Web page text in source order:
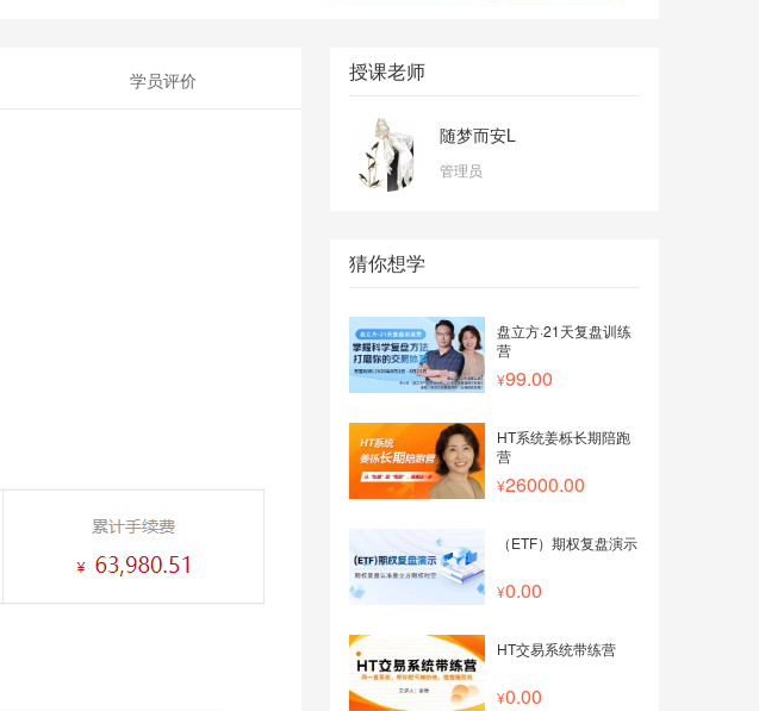
学员评价 授课老师
随梦而安L
管理员
猜你想学
盘立方·21天复盘训练
营
99.00
HT系统姜栎长期陪跑
营
26000.00
（ETF）期权复盘演示
0.00
HT交易系统带练营
0.00